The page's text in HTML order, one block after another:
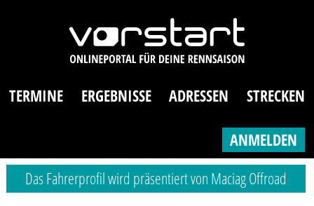
TERMINE ERGEBNISSE ADRESSEN STRECKEN
ANMELDEN
Das Fahrerprofil wird präsentiert von Maciag Offroad